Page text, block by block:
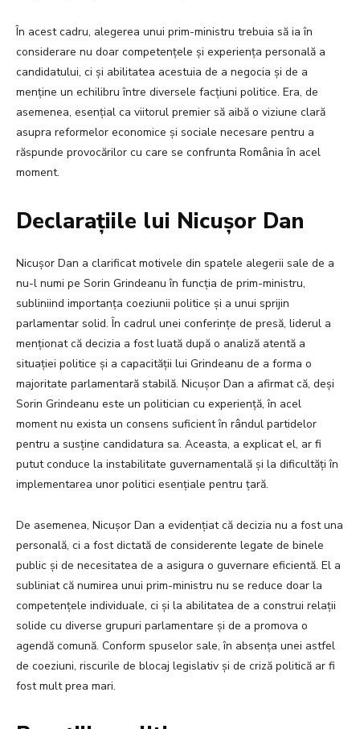
În acest cadru, alegerea unui prim-ministru trebuia să ia în
considerare nu doar competențele și experiența personală a
candidatului, ci și abilitatea acestuia de a negocia și de a
menține un echilibru între diversele facțiuni politice. Era, de
asemenea, esențial ca viitorul premier să aibă o viziune clară
asupra reformelor economice și sociale necesare pentru a
răspunde provocărilor cu care se confrunta România în acel
moment.
Declarațiile lui Nicușor Dan
Nicușor Dan a clarificat motivele din spatele alegerii sale de a
nu-l numi pe Sorin Grindeanu în funcția de prim-ministru,
subliniind importanța coeziunii politice și a unui sprijin
parlamentar solid. În cadrul unei conferințe de presă, liderul a
menționat că decizia a fost luată după o analiză atentă a
situației politice și a capacității lui Grindeanu de a forma o
majoritate parlamentară stabilă. Nicușor Dan a afirmat că, deși
Sorin Grindeanu este un politician cu experiență, în acel
moment nu exista un consens suficient în rândul partidelor
pentru a susține candidatura sa. Aceasta, a explicat el, ar fi
putut conduce la instabilitate guvernamentală și la dificultăți în
implementarea unor politici esențiale pentru țară.
De asemenea, Nicușor Dan a evidențiat că decizia nu a fost una
personală, ci a fost dictată de considerente legate de binele
public și de necesitatea de a asigura o guvernare eficientă. El a
subliniat că numirea unui prim-ministru nu se reduce doar la
competențele individuale, ci și la abilitatea de a construi relații
solide cu diverse grupuri parlamentare și de a promova o
agendă comună. Conform spuselor sale, în absența unei astfel
de coeziuni, riscurile de blocaj legislativ și de criză politică ar fi
fost mult prea mari.